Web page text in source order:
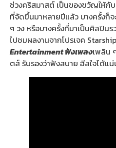
ช่วงคริสมาสต์ เป็นของขวัญให้กั
ที่จัดขึ้นมาหลายปีแล้ว บางครั้งก็
ๆ วง หรือบางครั้งที่มาเป็นศิลปิน
ไปชมผลงานจากโปรเจค
Entertainment ฟังเพลงเพลิน
ตส์ รับรองว่าฟังสบาย ฮีลใจได้แ